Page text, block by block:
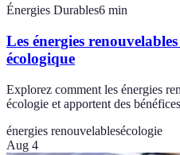
Énergies Durables6 min
Les énergies
écologique
Explorez comment les énergies
écologie et apportent des
énergies renouvelablesécologie
Aug 4